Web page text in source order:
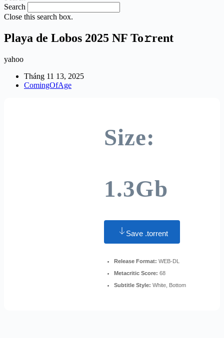
Search
Close this search box.
Playa de Lobos 2025 NF To𝚛rent
yahoo
Tháng 11 13, 2025
ComingOfAge
Size:
1.3Gb
Save .torrent
Release Format: WEB-DL
Metacritic Score: 68
Subtitle Style: White, Bottom